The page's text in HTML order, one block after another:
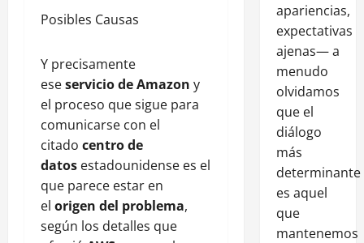
Posibles Causas
Y precisamente
eseservicio de Amazon y
el proceso que sigue para
comunicarse con el
citado centro de
datos estadounidense es el
que parece estar en
el origen del problema,
según los detalles que
apariencias,
expectativas
ajenas— a
menudo
olvidamos
que el
diálogo
más
determinante
es aquel
que
mantenemos